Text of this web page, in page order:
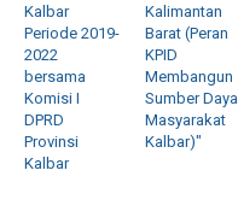
Kalbar
Periode 2019-
2022
bersama
Komisi I
DPRD
Provinsi
Kalbar
Kalimantan
Barat (Peran
KPID
Membangun
Sumber Daya
Masyarakat
Kalbar)"